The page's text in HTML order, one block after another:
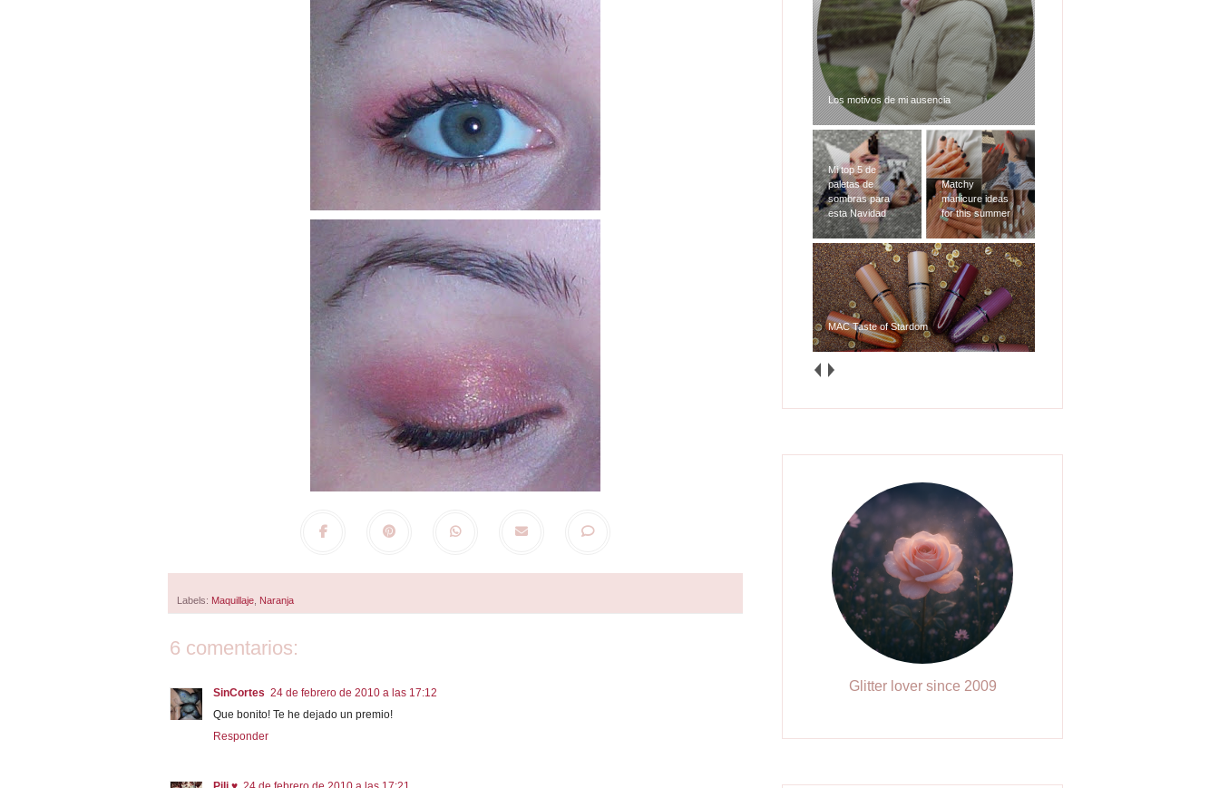
Labels: Maquillaje Naranja
6 comentarios:
SinCortes 24 de febrero de 2010 a las 17:12
Que bonito! Te he dejado un premio!
Responder
Los motivos de mi ausencia
Mi top 5 de
paletas de
sombras para
esta Navidad
Matchy
manicure ideas
for this summer
MAC Taste of Stardom
Glitter lover since 2009